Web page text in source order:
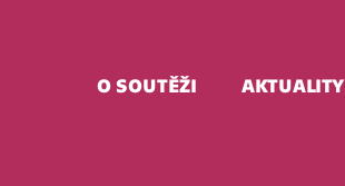
O SOUTĚŽI AKTUALITY